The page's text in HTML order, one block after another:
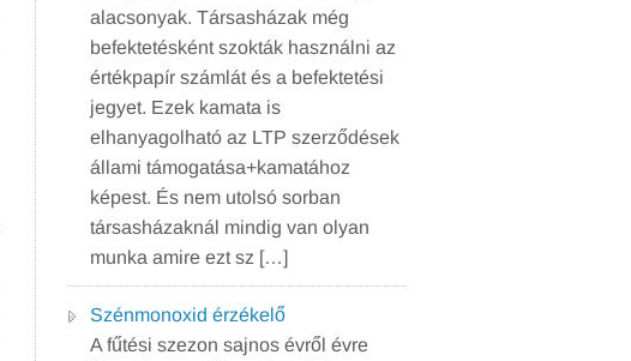
alacsonyak. Társasházak még
befektetésként szokták használni az
értékpapír számlát és a befektetési
jegyet. Ezek kamata is
elhanyagolható az LTP szerződések
állami támogatása+kamatához
képest. És nem utolsó sorban
társasházaknál mindig van olyan
munka amire ezt sz […]
Szénmonoxid érzékelő
A fűtési szezon sajnos évről évre